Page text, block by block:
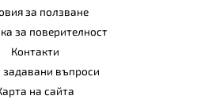
за ползване
за поверителност
Контакти
задавани въпроси
на сайта